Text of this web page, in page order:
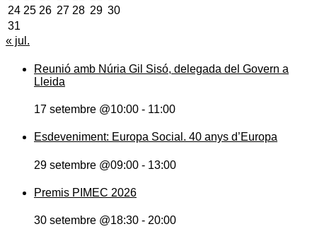
24 25 26 27 28 29 30
31
« jul.
Reunió amb Núria Gil Sisó, delegada del Govern a
Lleida
17 setembre @10:00 - 11:00
Esdeveniment: Europa Social. 40 anys d’Europa
29 setembre @09:00 - 13:00
Premis PIMEC 2026
30 setembre @18:30 - 20:00